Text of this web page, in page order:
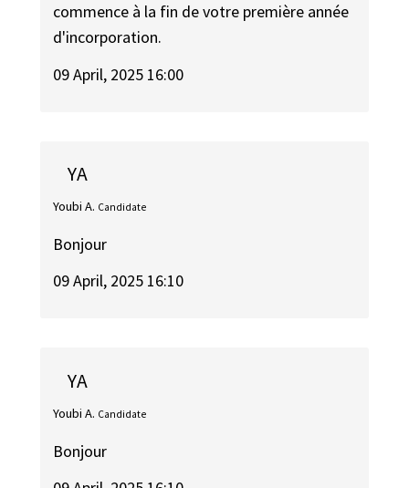
commence à la fin de votre première année
d'incorporation.
09 April, 2025 16:00
YA
Youbi A. Candidate
Bonjour
09 April, 2025 16:10
YA
Youbi A. Candidate
Bonjour